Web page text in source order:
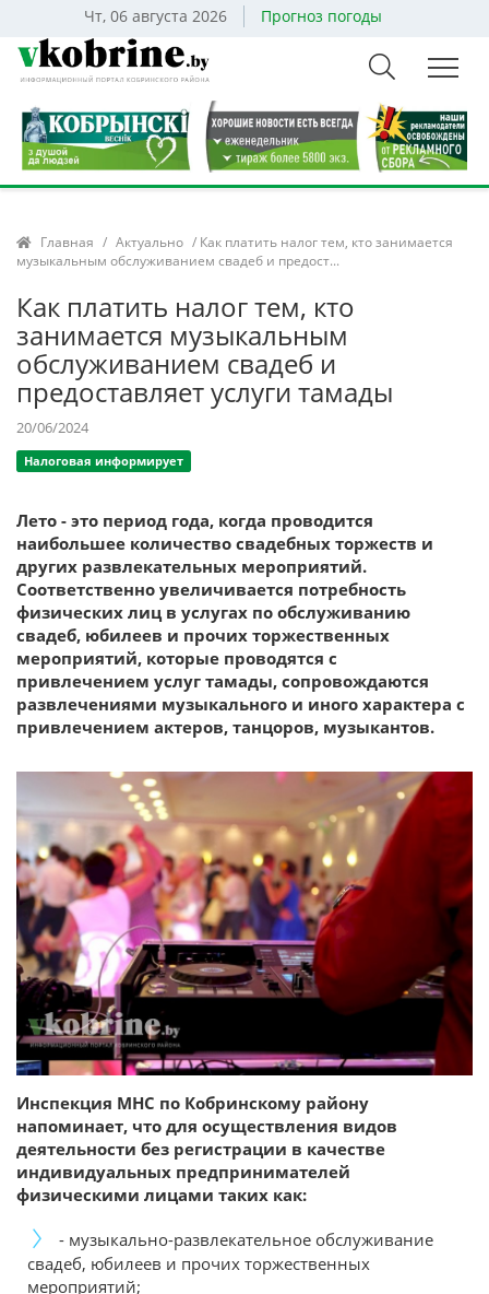
Чт, 06 августа 2026 Прогноз погоды
Главная / Актуально / Как платить налог тем, кто занимается
музыкальным обслуживанием свадеб и предост...
Как платить налог тем, кто
занимается музыкальным
обслуживанием свадеб и
предоставляет услуги тамады
20/06/2024
Налоговая информирует
Лето - это период года, когда проводится
наибольшее количество свадебных торжеств и
других развлекательных мероприятий.
Соответственно увеличивается потребность
физических лиц в услугах по обслуживанию
свадеб, юбилеев и прочих торжественных
мероприятий, которые проводятся с
привлечением услуг тамады, сопровождаются
развлечениями музыкального и иного характера с
привлечением актеров, танцоров, музыкантов.
Инспекция МНС по Кобринскому району
напоминает, что для осуществления видов
деятельности без регистрации в качестве
индивидуальных предпринимателей
физическими лицами таких как:
- музыкально-развлекательное обслуживание
свадеб, юбилеев и прочих торжественных
мероприятий;